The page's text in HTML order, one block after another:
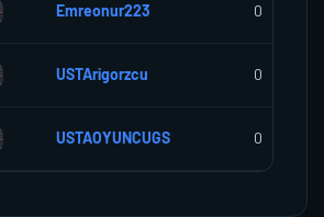
Emreonur223 0
USTArigorzcu 0
USTAOYUNCUGS 0